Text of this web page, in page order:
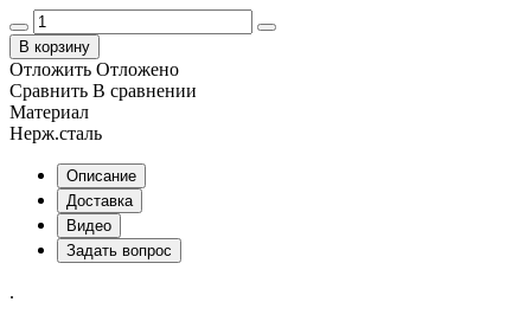
В корзину
Отложить Отложено
Сравнить В сравнении
Материал
Нерж.сталь
Описание
Доставка
Видео
Задать вопрос
.